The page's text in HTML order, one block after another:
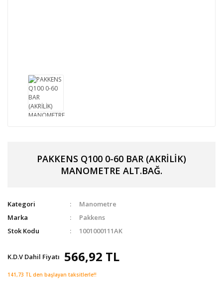
PAKKENS Q100 0-60 BAR (AKRİLİK)
MANOMETRE ALT.BAĞ.
Kategori
Manometre
Marka
Pakkens
Stok Kodu
1001000111AK
K.D.V Dahil Fiyatı 566,92 TL
141,73 TL den başlayan taksitlerle!!